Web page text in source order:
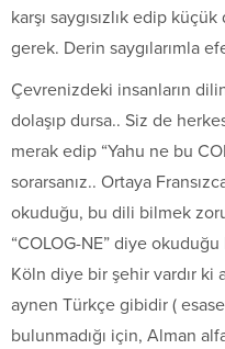
karşı saygısızlık edip
gerek. Derin saygılarımla
Çevrenizdeki insanların
dolaşıp dursa.. Siz de
merak edip “Yahu ne bu
sorarsanız.. Ortaya
okuduğu, bu dili bilmek
“COLOG-NE” diye
Köln diye bir şehir vardır ki
aynen Türkçe gibidir (
bulunmadığı için, Alman